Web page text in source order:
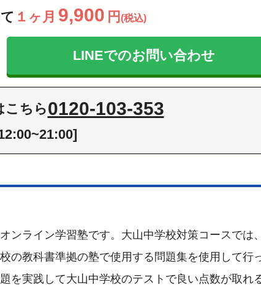
１ヶ月 9,900 円 (税込)
LINEでのお問い合わせ
こちら0120-103-353
ンライン学習塾です。大山中学校対策コースでは
の教科書準拠の塾で使用する問題集を使用して行
実践して大山中学校のテストで良い点数が取れ